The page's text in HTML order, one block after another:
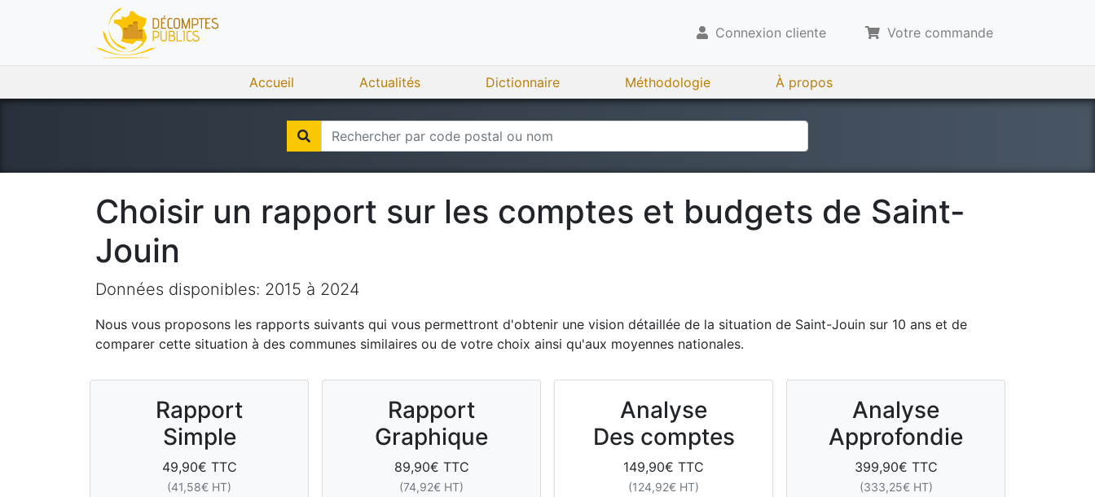
Connexion cliente Votre commande
Accueil Actualités Dictionnaire Méthodologie À propos
Choisir un rapport sur les comptes et budgets de Saint-
Jouin
Données disponibles: 2015 à 2024
Nous vous proposons les rapports suivants qui vous permettront d'obtenir une vision détaillée de la situation de Saint-Jouin sur 10 ans et de
comparer cette situation à des communes similaires ou de votre choix ainsi qu'aux moyennes nationales.
Rapport
Simple
49,90€ TTC
(41,58€ HT)
Rapport
Graphique
89,90€ TTC
(74,92€ HT)
Analyse
Des comptes
149,90€ TTC
(124,92€ HT)
Analyse
Approfondie
399,90€ TTC
(333,25€ HT)